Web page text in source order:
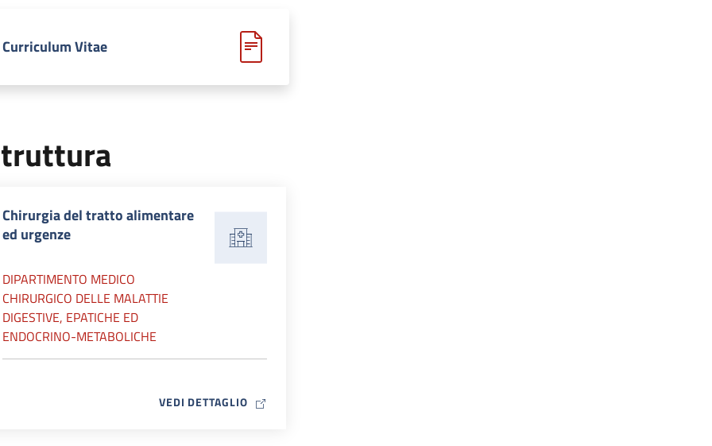
Curriculum Vitae
Chirurgia del tratto alimentare
ed urgenze
DIPARTIMENTO MEDICO
CHIRURGICO DELLE MALATTIE
DIGESTIVE, EPATICHE ED
ENDOCRINO-METABOLICHE
VEDI DETTAGLIOMAP ICON